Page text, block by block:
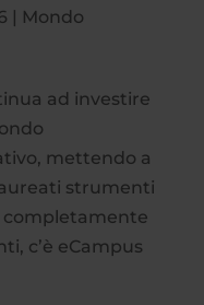
| Mondo
ad investire
mettendo a
strumenti
completamente
c’è eCampus